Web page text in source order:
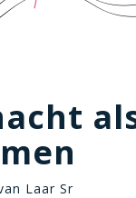
Laar Sr